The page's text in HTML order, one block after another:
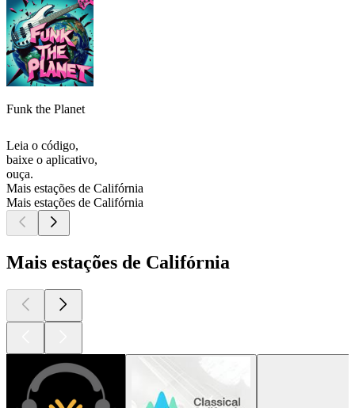
Funk the Planet
Leia o código,
baixe o aplicativo,
ouça.
Mais estações de Califórnia
Mais estações de Califórnia
Mais estações de Califórnia